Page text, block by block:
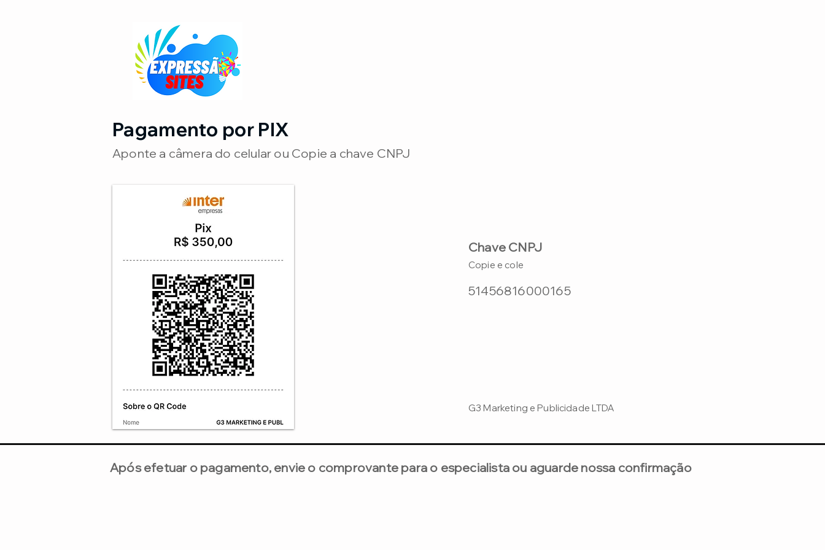
Pagamento por PIX
Aponte a câmera do celular ou Copie a chave CNPJ
Chave CNPJ
Copie e cole
51456816000165
G3 Marketing e Publicidade LTDA
Após efetuar o pagamento, envie o comprovante para o especialista ou aguarde nossa confirmação